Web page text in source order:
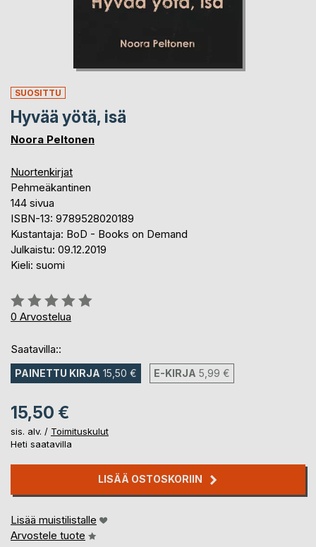
SUOSITTU
Hyvää yötä, isä
Noora Peltonen
Nuortenkirjat
Pehmeäkantinen
144 sivua
ISBN-13: 9789528020189
Kustantaja: BoD - Books on Demand
Julkaistu: 09.12.2019
Kieli: suomi
Arvostelu::
0%
0 Arvostelua
Saatavilla::
PAINETTU KIRJA 15,50 € E-KIRJA 5,99 €
15,50 €
sis. alv. / Toimituskulut
Heti saatavilla
LISÄÄ OSTOSKORIIN
Lisää muistilistalle
Arvostele tuote